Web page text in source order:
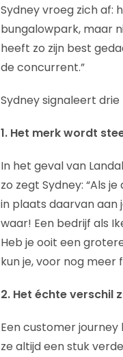
Sydney vroeg zich af:
bungalowpark, maar
heeft zo zijn best
de concurrent.”
Sydney signaleert
1. Het merk wordt
In het geval van
zo zegt Sydney: “Als
in plaats daarvan aan
waar! Een bedrijf als
Heb je ooit een
kun je, voor nog meer
2. Het échte verschil
Een customer journey
ze altijd een stuk